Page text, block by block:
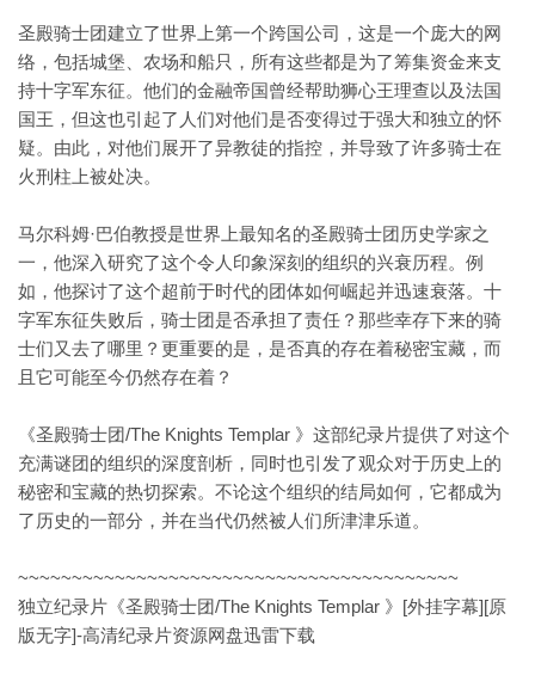
圣殿骑士团建立了世界上第一个跨国公司，这是一个庞大的网
络，包括城堡、农场和船只，所有这些都是为了筹集资金来支
持十字军东征。他们的金融帝国曾经帮助狮心王理查以及法国
国王，但这也引起了人们对他们是否变得过于强大和独立的怀
疑。由此，对他们展开了异教徒的指控，并导致了许多骑士在
火刑柱上被处决。
马尔科姆·巴伯教授是世界上最知名的圣殿骑士团历史学家之
一，他深入研究了这个令人印象深刻的组织的兴衰历程。例
如，他探讨了这个超前于时代的团体如何崛起并迅速衰落。十
字军东征失败后，骑士团是否承担了责任？那些幸存下来的骑
士们又去了哪里？更重要的是，是否真的存在着秘密宝藏，而
且它可能至今仍然存在着？
《圣殿骑士团/The Knights Templar 》这部纪录片提供了对这个
充满谜团的组织的深度剖析，同时也引发了观众对于历史上的
秘密和宝藏的热切探索。不论这个组织的结局如何，它都成为
了历史的一部分，并在当代仍然被人们所津津乐道。
~~~~~~~~~~~~~~~~~~~~~~~~~~~~~~~~~~~~~~~~~
独立纪录片《圣殿骑士团/The Knights Templar 》[外挂字幕][原
版无字]-高清纪录片资源网盘迅雷下载